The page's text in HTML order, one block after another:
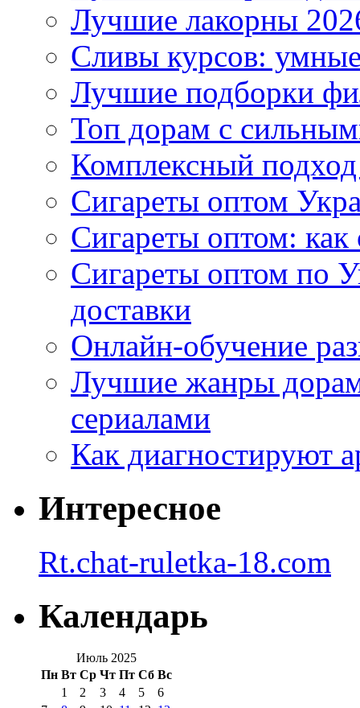
Лучшие лакорны
Сливы курсов:
Лучшие подборки
Топ дорам с
Комплексный
Сигареты оптом
Сигареты оптом: как
Сигареты оптом по
доставки
Онлайн-обучение
Лучшие жанры дорам
сериалами
Как диагностируют
Интересное
Rt.chat-ruletka-18.com
Календарь
Июль 2025
Пн Вт Ср Чт Пт Сб Вс
1
2 3 4 5
6